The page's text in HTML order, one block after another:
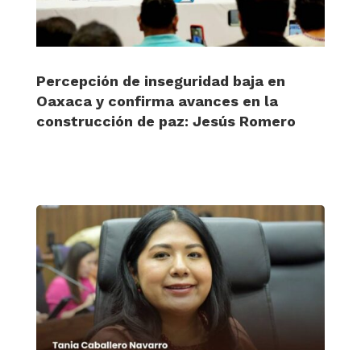
Percepción de inseguridad baja en
Oaxaca y confirma avances en la
construcción de paz: Jesús Romero